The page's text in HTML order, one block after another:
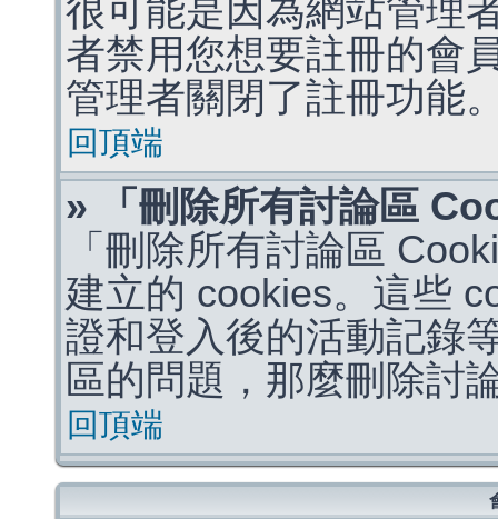
很可能是因為網站管理
者禁用您想要註冊的會
管理者關閉了註冊功能
回頂端
» 「刪除所有討論區
「刪除所有討論區
建立的 cookies。這些
證和登入後的活動記錄
區的問題，那麼刪除討
回頂端